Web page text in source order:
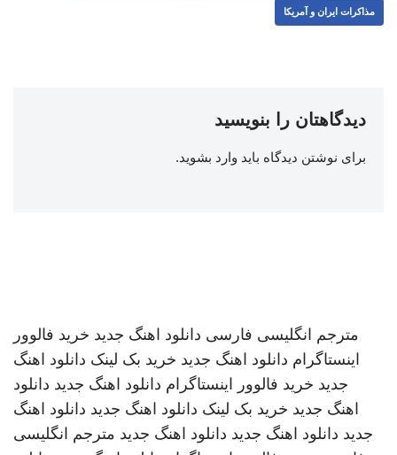
مذاکرات ایران و آمریکا
دیدگاهتان را بنویسید
برای نوشتن دیدگاه باید وارد بشوید.
مترجم انگلیسی فارسی دانلود اهنگ جدید خرید فالوور
اینستاگرام دانلود اهنگ جدید خرید بک لینک دانلود اهنگ
جدید خرید فالوور اینستاگرام دانلود اهنگ جدید دانلود
اهنگ جدید خرید بک لینک دانلود اهنگ جدید دانلود اهنگ
جدید دانلود اهنگ جدید دانلود اهنگ جدید مترجم انگلیسی